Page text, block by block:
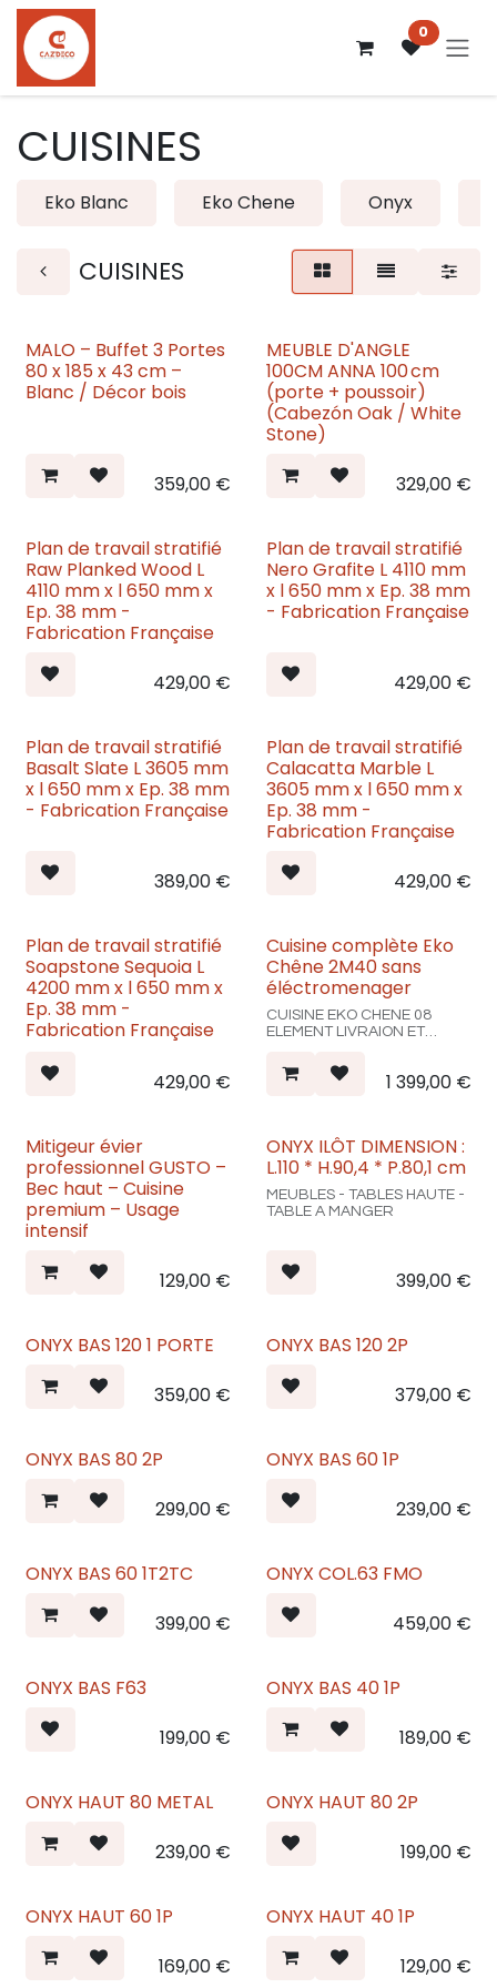
Se rendre au contenu
0
CUISINES
Eko Blanc Eko Chene Onyx
CUISINES
MALO – Buffet 3 Portes
80 x 185 x 43 cm –
Blanc / Décor bois
359,00€
MEUBLE D'ANGLE
100CM ANNA 100 cm
(porte + poussoir)
(Cabezón Oak / White
Stone)
329,00€
Nouveau
Plan de travail stratifié
Raw Planked Wood L
4110 mm x l 650 mm x
Ep. 38 mm -
Fabrication Française
429,00€
Nouveau
Plan de travail stratifié
Nero Grafite L 4110 mm
x l 650 mm x Ep. 38 mm
- Fabrication Française
429,00€
Nouveau
Plan de travail stratifié
Basalt Slate L 3605 mm
x l 650 mm x Ep. 38 mm
- Fabrication Française
389,00€
Nouveau
Plan de travail stratifié
Calacatta Marble L
3605 mm x l 650 mm x
Ep. 38 mm -
Fabrication Française
429,00€
Nouveau
Plan de travail stratifié
Soapstone Sequoia L
4200 mm x l 650 mm x
Ep. 38 mm -
Fabrication Française
429,00€
Cuisine complète Eko
Chêne 2M40 sans
éléctromenager
CUISINE EKO CHENE 08
ELEMENT LIVRAION ET
1399€ :
ref : 244312
ref : 244302
ref : 244305
ref : 244303
1 399,00€
Mitigeur évier
professionnel GUSTO –
Bec haut – Cuisine
premium – Usage
intensif
129,00€
ONYX ILÔT DIMENSION :
L.110 * H.90,4 * P.80,1 cm
MEUBLES - TABLES HAUTE -
TABLE A MANGER
399,00€
ONYX BAS 120 1 PORTE
359,00€
ONYX BAS 120 2P
379,00€
ONYX BAS 80 2P
299,00€
ONYX BAS 60 1P
239,00€
ONYX BAS 60 1T2TC
399,00€
ONYX COL.63 FMO
459,00€
ONYX BAS F63
199,00€
ONYX BAS 40 1P
189,00€
ONYX HAUT 80 METAL
239,00€
ONYX HAUT 80 2P
199,00€
ONYX HAUT 60 1P
169,00€
ONYX HAUT 40 1P
129,00€